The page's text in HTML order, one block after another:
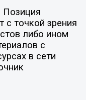
Позиция
с точкой зрения
либо ином
с
в сети